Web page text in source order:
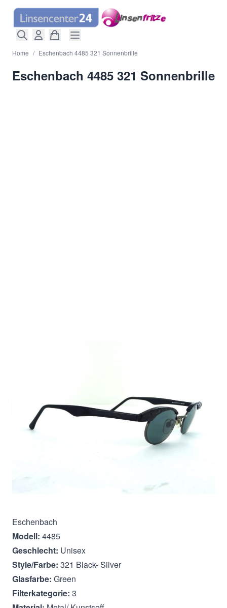
Direkt zum Inhalt
Home / Eschenbach 4485 321 Sonnenbrille
Eschenbach 4485 321 Sonnenbrille
Eschenbach
Modell: 4485
Geschlecht: Unisex
Style/Farbe: 321 Black- Silver
Glasfarbe: Green
Filterkategorie: 3